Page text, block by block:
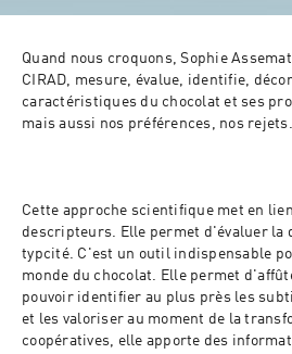
Quand nous croquons, Sophie
CIRAD, mesure, évalue, identifie,
caractéristiques du chocolat et ses
mais aussi nos préférences, nos rejets.
Cette approche scientifique met en
descripteurs. Elle permet d'évaluer la
typcité. C'est un outil indispensable
monde du chocolat. Elle permet
pouvoir identifier au plus près les
et les valoriser au moment de la
coopératives, elle apporte des